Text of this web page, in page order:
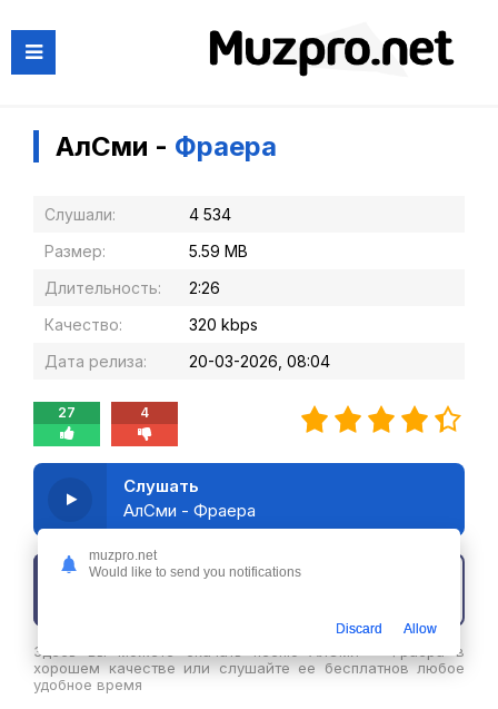
АлСми - Фраера
Слушали:
4 534
Размер:
5.59 MB
Длительность:
2:26
Качество:
320 kbps
Дата релиза:
20-03-2026, 08:04
27 4
Слушать
АлСми - Фраера
Здесь вы можете скачать песню АлСми - Фраера в
хорошем качестве или слушайте ее бесплатнов любое
удобное время
muzpro.net
Would like to send you notifications
Discard Allow